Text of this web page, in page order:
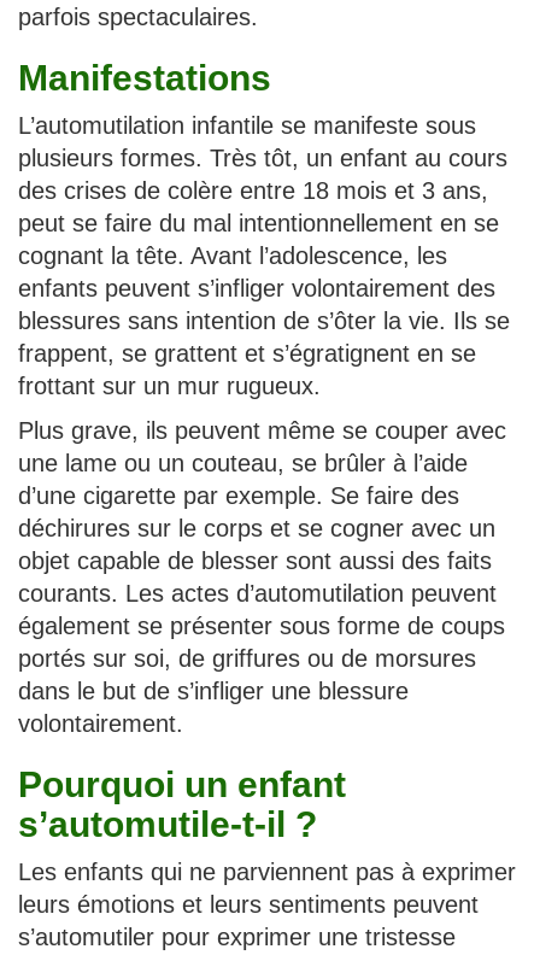
parfois spectaculaires.
Manifestations
L’automutilation infantile se manifeste sous
plusieurs formes. Très tôt, un enfant au cours
des crises de colère entre 18 mois et 3 ans,
peut se faire du mal intentionnellement en se
cognant la tête. Avant l’adolescence, les
enfants peuvent s’infliger volontairement des
blessures sans intention de s’ôter la vie. Ils se
frappent, se grattent et s’égratignent en se
frottant sur un mur rugueux.
Plus grave, ils peuvent même se couper avec
une lame ou un couteau, se brûler à l’aide
d’une cigarette par exemple. Se faire des
déchirures sur le corps et se cogner avec un
objet capable de blesser sont aussi des faits
courants. Les actes d’automutilation peuvent
également se présenter sous forme de coups
portés sur soi, de griffures ou de morsures
dans le but de s’infliger une blessure
volontairement.
Pourquoi un enfant
s’automutile-t-il ?
Les enfants qui ne parviennent pas à exprimer
leurs émotions et leurs sentiments peuvent
s’automutiler pour exprimer une tristesse